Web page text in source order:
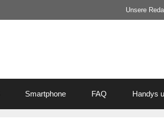
Unsere
Smartphone FAQ Handys